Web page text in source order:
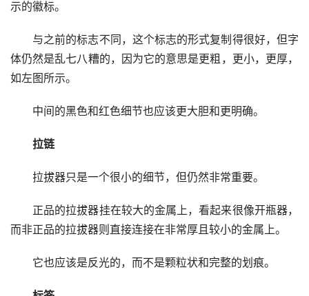
示的徽标。
与之前的标志不同，这个标志的形式复制得很好，但字
体仍然是乱七八糟的，因为它的意思是更粗，更小，更厚，
如左图所示。
中间的黑色和红色细节也应该更大胆和更明确。
拉链
拉拔器只是一个很小的细节，但仍然非常重要。
正品的拉拔器挂在较大的金属上，看起来很像开瓶器，
而非正品的拉拔器则直接连接在非常厚且较小的金属上。
它也应该是反光的，而不是颗粒状和完整的划痕。